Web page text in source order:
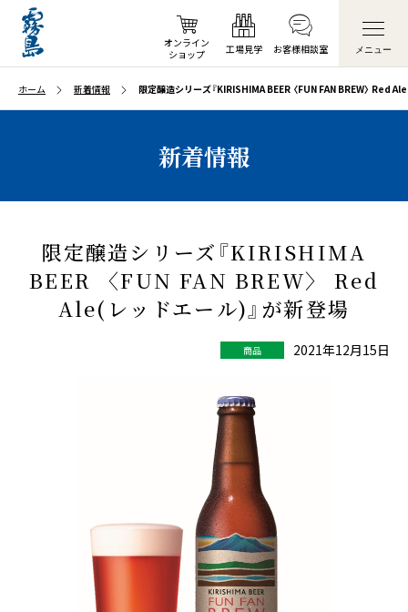
オンライン
ショップ
工場見学 お客様相談室 メニュー
ホーム 新着情報 限定醸造シリーズ『KIRISHIMA BEER 〈FUN FAN BREW〉 Red
新着情報
限定醸造シリーズ『KIRISHIMA
BEER 〈FUN FAN BREW〉 Red
Ale(レッドエール)』が新登場
商品 2021年12月15日